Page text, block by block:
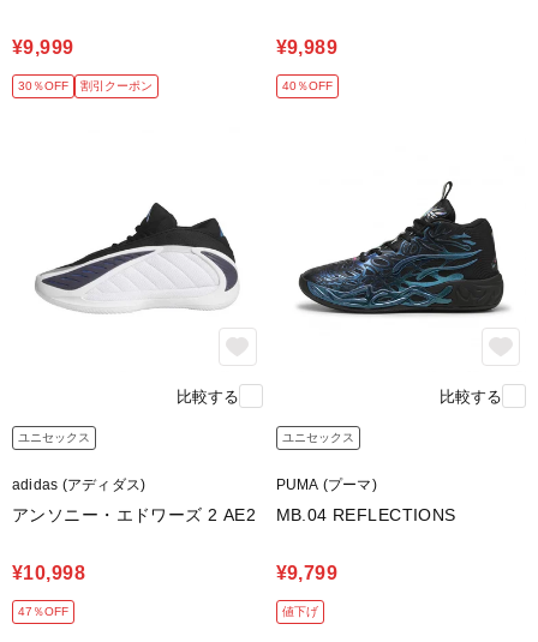
¥9,999
30％OFF 割引クーポン
¥9,989
40％OFF
比較する
ユニセックス
adidas (アディダス)
アンソニー・エドワーズ 2 AE2
¥10,998
47％OFF
比較する
ユニセックス
PUMA (プーマ)
MB.04 REFLECTIONS
¥9,799
値下げ